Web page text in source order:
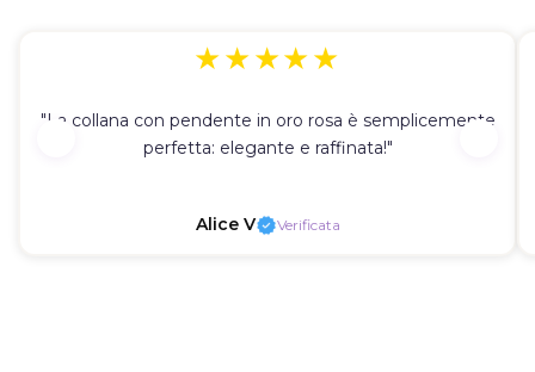
★★★★★
"La collana con pendente in oro rosa è semplicemente
perfetta: elegante e raffinata!"
Alice V Verificata